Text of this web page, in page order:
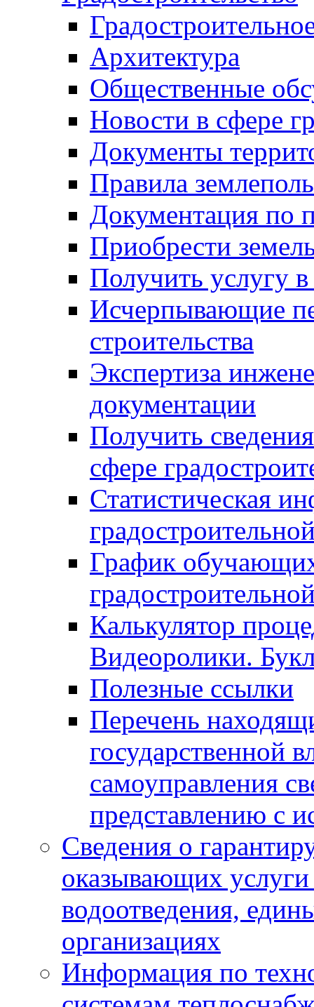
Архитектура
Общественные
Новости в сфере
Документы
Правила
Документация по
Приобрести
Получить услугу в
Исчерпывающие
строительства
Экспертиза
документации
Получить
сфере
Статистическая
График
Калькулятор
Видеоролики.
Полезные ссылки
Перечень
государственной
самоуправления
представлению с
Сведения о
оказывающих
водоотведения,
организациях
Информация по